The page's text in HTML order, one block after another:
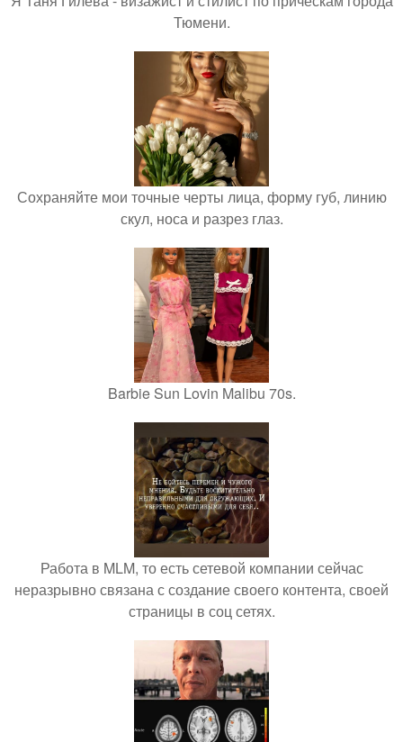
Тюмени.
Сохраняйте мои точные черты лица, форму губ, линию
скул, носа и разрез глаз.
Barbie Sun Lovin Malibu 70s.
Работа в MLM, то есть сетевой компании сейчас
неразрывно связана с создание своего контента, своей
страницы в соц сетях.